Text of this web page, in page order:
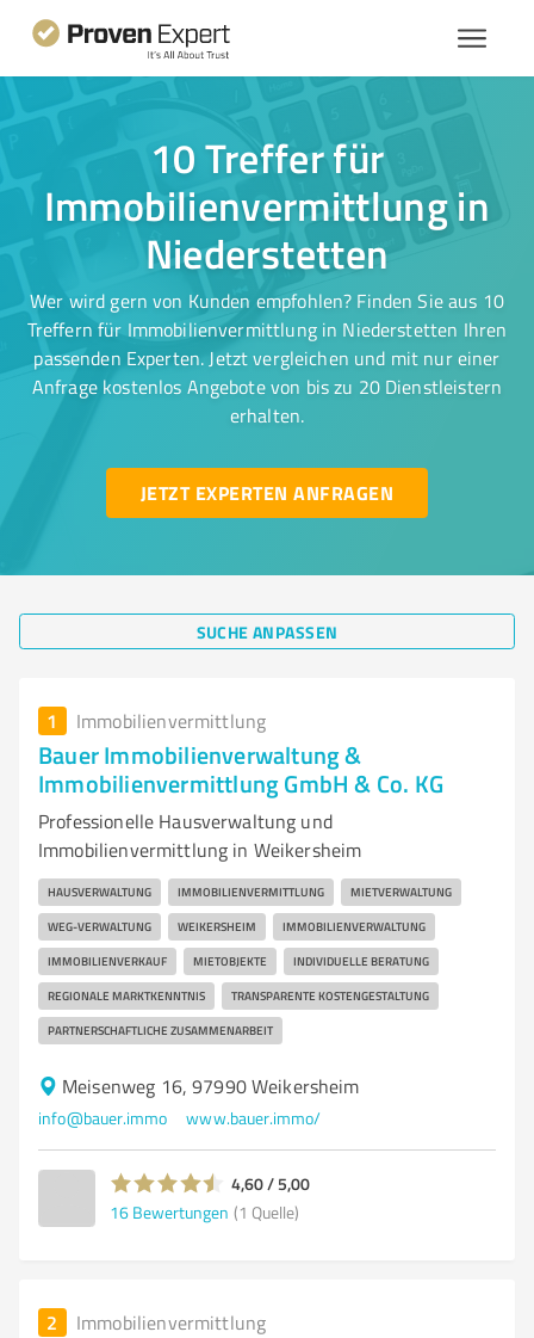
10 Treffer für
Immobilienvermittlung in
Niederstetten
Wer wird gern von Kunden empfohlen? Finden Sie aus 10
Treffern für Immobilienvermittlung in Niederstetten Ihren
passenden Experten. Jetzt vergleichen und mit nur einer
Anfrage kostenlos Angebote von bis zu 20 Dienstleistern
erhalten.
JETZT EXPERTEN ANFRAGEN
SUCHE ANPASSEN
1 Immobilienvermittlung
Bauer Immobilienverwaltung &
Immobilienvermittlung GmbH & Co. KG
Professionelle Hausverwaltung und
Immobilienvermittlung in Weikersheim
HAUSVERWALTUNG IMMOBILIENVERMITTLUNG MIETVERWALTUNG
WEG-VERWALTUNG WEIKERSHEIM IMMOBILIENVERWALTUNG
IMMOBILIENVERKAUF MIETOBJEKTE INDIVIDUELLE BERATUNG
REGIONALE MARKTKENNTNIS TRANSPARENTE KOSTENGESTALTUNG
PARTNERSCHAFTLICHE ZUSAMMENARBEIT
Meisenweg 16, 97990 Weikersheim
info@bauer.immo www.bauer.immo/
4,60 / 5,00
16 Bewertungen (1 Quelle)
2 Immobilienvermittlung